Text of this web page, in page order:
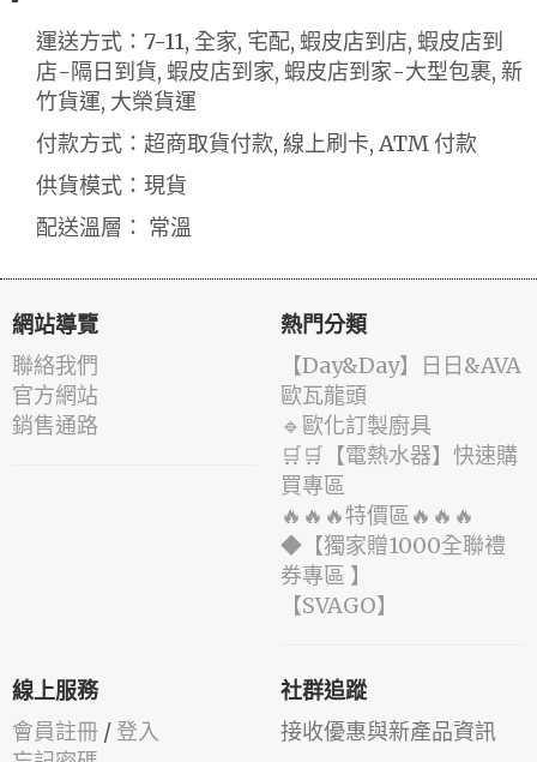
運送方式：7-11, 全家, 宅配, 蝦皮店到店, 蝦皮店到
店-隔日到貨, 蝦皮店到家, 蝦皮店到家-大型包裹, 新
竹貨運, 大榮貨運
付款方式：超商取貨付款, 線上刷卡, ATM 付款
供貨模式：現貨
配送溫層： 常溫
網站導覽
聯絡我們
官方網站
銷售通路
熱門分類
️【Day&Day】️日日&AVA
歐瓦龍頭
🔹歐化訂製廚具
🛒🛒【電熱水器】快速購
買專區
🔥🔥🔥特價區🔥🔥🔥
◆【獨家贈1000全聯禮
券專區 】
️【SVAGO】️
線上服務
會員註冊 / 登入
社群追蹤
接收優惠與新產品資訊